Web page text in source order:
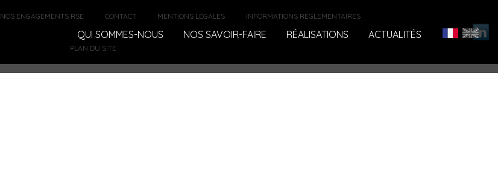
QUI SOMMES-NOUS NOS SAVOIR-FAIRE RÉALISATIONS ACTUALITÉS
NOS ENGAGEMENTS RSE CONTACT MENTIONS LÉGALES INFORMATIONS RÉGLEMENTAIRES
PLAN DU SITE